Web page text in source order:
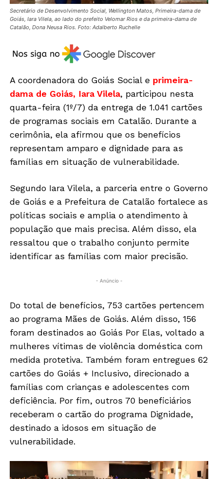
Secretário de Desenvolvimento Social, Wellington Matos, Primeira-dama de
Goiás, Iara Vilela, ao lado do prefeito Velomar Rios e da primeira-dama de
Catalão, Dona Neusa Rios. Foto: Adalberto Ruchelle
A coordenadora do Goiás Social e primeira-
dama de Goiás, Iara Vilela, participou nesta
quarta-feira (1º/7) da entrega de 1.041 cartões
de programas sociais em Catalão. Durante a
cerimônia, ela afirmou que os benefícios
representam amparo e dignidade para as
famílias em situação de vulnerabilidade.
Segundo Iara Vilela, a parceria entre o Governo
de Goiás e a Prefeitura de Catalão fortalece as
políticas sociais e amplia o atendimento à
população que mais precisa. Além disso, ela
ressaltou que o trabalho conjunto permite
identificar as famílias com maior precisão.
- Anúncio -
Do total de benefícios, 753 cartões pertencem
ao programa Mães de Goiás. Além disso, 156
foram destinados ao Goiás Por Elas, voltado a
mulheres vítimas de violência doméstica com
medida protetiva. Também foram entregues 62
cartões do Goiás + Inclusivo, direcionado a
famílias com crianças e adolescentes com
deficiência. Por fim, outros 70 beneficiários
receberam o cartão do programa Dignidade,
destinado a idosos em situação de
vulnerabilidade.